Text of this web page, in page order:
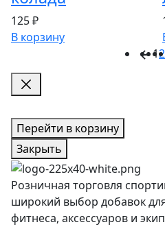
125 ₽
В корзину
12
Перейти в корзину
Закрыть
Розничная торговля
широкий выбор добавок
фитнеса, аксессуаров и